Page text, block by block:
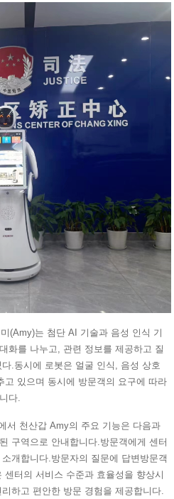
(Amy)는 첨단 AI 기술과 음성 인식 기
화를 나누고, 관련 정보를 제공하고 질
.동시에 로봇은 얼굴 인식, 음성 상호
고 있으며 동시에 방문객의 요구에 따라
다.
서 천산갑 Amy의 주요 기능은 다음과
구역으로 안내합니다.방문객에게 센터
개합니다.방문자의 질문에 답변방문객
터의 서비스 수준과 효율성을 향상시
하고 편안한 방문 경험을 제공합니다.